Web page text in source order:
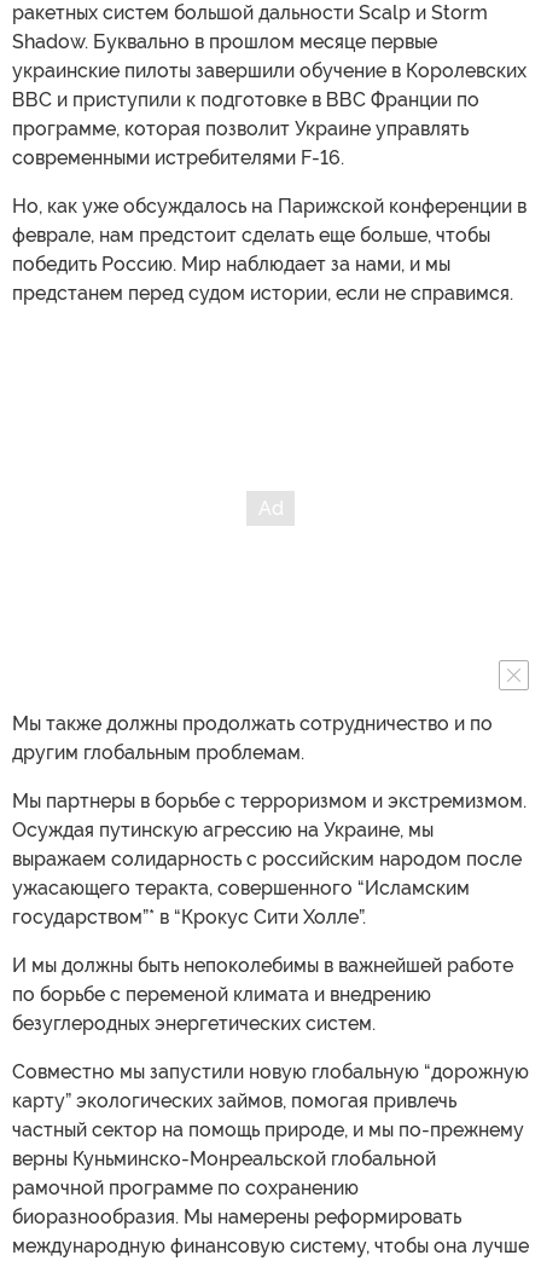
ракетных систем большой дальности Scalp и Storm
Shadow. Буквально в прошлом месяце первые
украинские пилоты завершили обучение в Королевских
ВВС и приступили к подготовке в ВВС Франции по
программе, которая позволит Украине управлять
современными истребителями F-16.
Но, как уже обсуждалось на Парижской конференции в
феврале, нам предстоит сделать еще больше, чтобы
победить Россию. Мир наблюдает за нами, и мы
предстанем перед судом истории, если не справимся.
Мы также должны продолжать сотрудничество и по
другим глобальным проблемам.
Мы партнеры в борьбе с терроризмом и экстремизмом.
Осуждая путинскую агрессию на Украине, мы
выражаем солидарность с российским народом после
ужасающего теракта, совершенного “Исламским
государством”* в “Крокус Сити Холле”.
И мы должны быть непоколебимы в важнейшей работе
по борьбе с переменой климата и внедрению
безуглеродных энергетических систем.
Совместно мы запустили новую глобальную “дорожную
карту” экологических займов, помогая привлечь
частный сектор на помощь природе, и мы по-прежнему
верны Куньминско-Монреальской глобальной
рамочной программе по сохранению
биоразнообразия. Мы намерены реформировать
международную финансовую систему, чтобы она лучше